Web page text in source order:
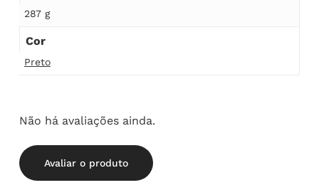
287 g
Cor
Preto
Não há avaliações ainda.
Avaliar o produto